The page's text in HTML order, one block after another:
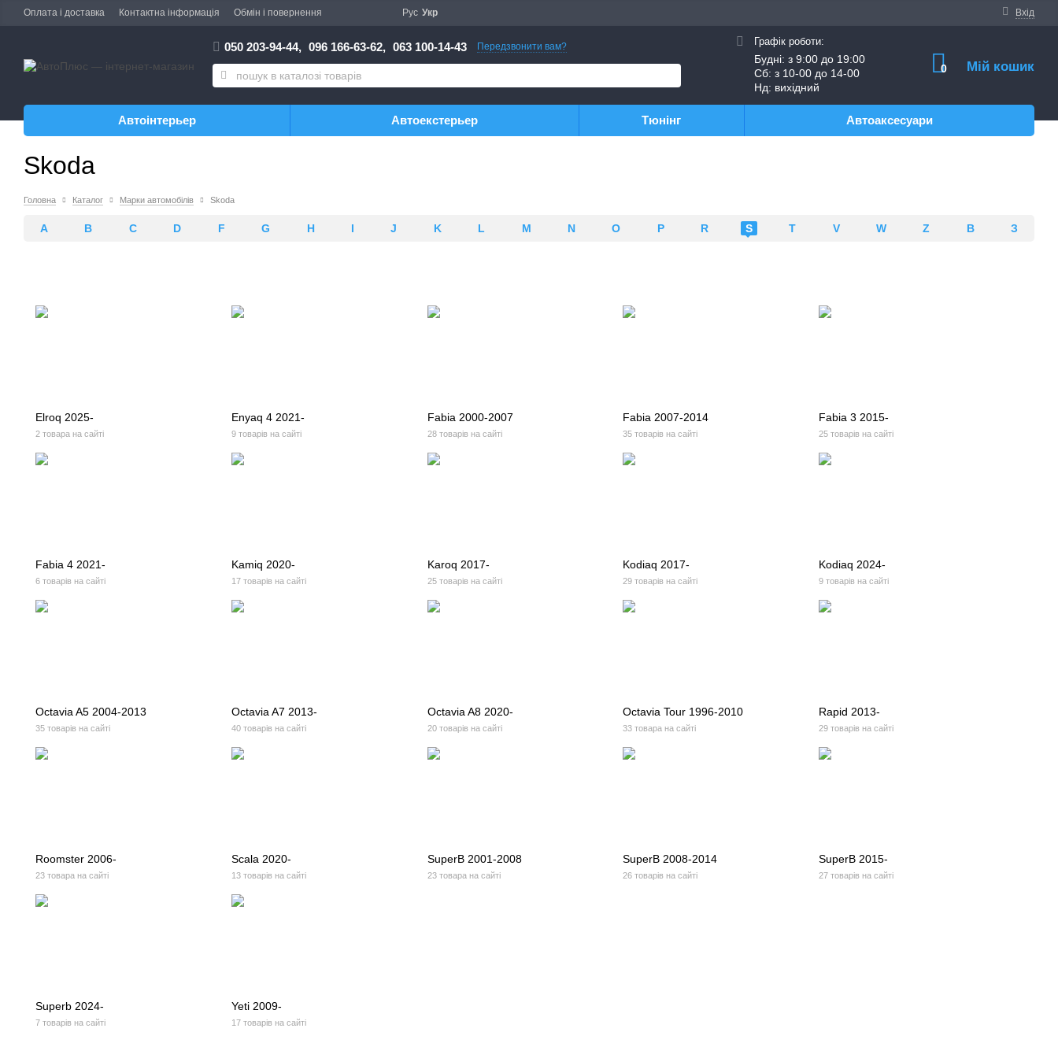
Оплата і доставка Контактна інформація Обмін і повернення Вхід
Рус Укр
050 203-94-44, 096 166-63-62, 063 100-14-43 Передзвонити вам? Графік роботи:
Будні: з 9:00 до 19:00
Сб: з 10-00 до 14-00
Нд: вихідний
0 Мій кошик
Автоінтерьер Автоекстерьер Тюнінг Автоаксесуари
Skoda
Головна Каталог Марки автомобілів Skoda
A B C D F G H I J K L M N O P R S T V W Z В З
Elroq 2025-
2 товара на сайті
Enyaq 4 2021-
9 товарів на сайті
Fabia 2000-2007
28 товарів на сайті
Fabia 2007-2014
35 товарів на сайті
Fabia 3 2015-
25 товарів на сайті
Fabia 4 2021-
6 товарів на сайті
Kamiq 2020-
17 товарів на сайті
Karoq 2017-
25 товарів на сайті
Kodiaq 2017-
29 товарів на сайті
Kodiaq 2024-
9 товарів на сайті
Octavia A5 2004-2013
35 товарів на сайті
Octavia A7 2013-
40 товарів на сайті
Octavia A8 2020-
20 товарів на сайті
Octavia Tour 1996-2010
33 товара на сайті
Rapid 2013-
29 товарів на сайті
Roomster 2006-
23 товара на сайті
Scala 2020-
13 товарів на сайті
SuperB 2001-2008
23 товара на сайті
SuperB 2008-2014
26 товарів на сайті
SuperB 2015-
27 товарів на сайті
Superb 2024-
7 товарів на сайті
Yeti 2009-
17 товарів на сайті